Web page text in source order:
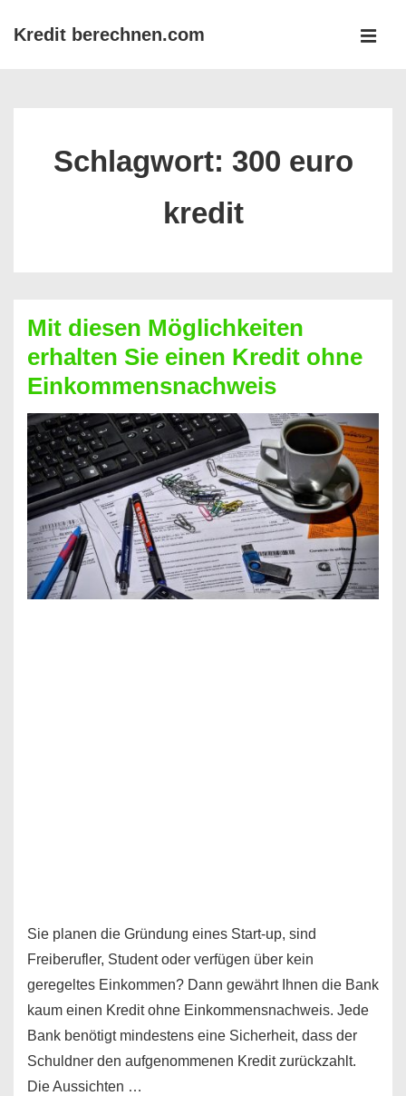
ZumKredit berechnen.com
Schlagwort: 300 euro
kredit
Mit diesen Möglichkeiten
erhalten Sie einen Kredit ohne
Einkommensnachweis
Sie planen die Gründung eines Start-up, sind
Freiberufler, Student oder verfügen über kein
geregeltes Einkommen? Dann gewährt Ihnen die Bank
kaum einen Kredit ohne Einkommensnachweis. Jede
Bank benötigt mindestens eine Sicherheit, dass der
Schuldner den aufgenommenen Kredit zurückzahlt.
Die Aussichten …